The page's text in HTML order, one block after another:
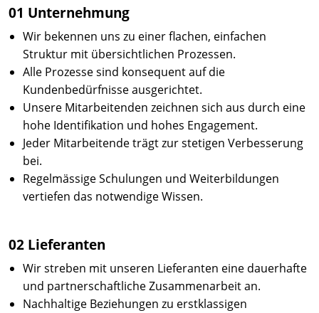
01 Unternehmung
Wir bekennen uns zu einer flachen, einfachen
Struktur mit übersichtlichen Prozessen.
Alle Prozesse sind konsequent auf die
Kundenbedürfnisse ausgerichtet.
Unsere Mitarbeitenden zeichnen sich aus durch eine
hohe Identifikation und hohes Engagement.
Jeder Mitarbeitende trägt zur stetigen Verbesserung
bei.
Regelmässige Schulungen und Weiterbildungen
vertiefen das notwendige Wissen.
02 Lieferanten
Wir streben mit unseren Lieferanten eine dauerhafte
und partnerschaftliche Zusammenarbeit an.
Nachhaltige Beziehungen zu erstklassigen